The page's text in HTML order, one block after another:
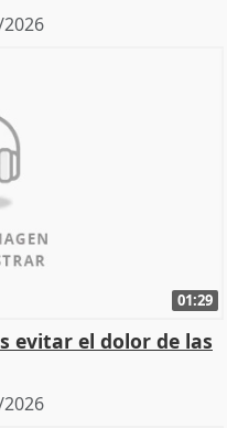
01:29
evitar el dolor de las